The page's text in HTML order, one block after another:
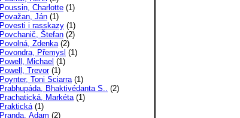
Poussin, Charlotte (1)
Považan, Ján (1)
Povesti i rasskazy (1)
Povchanič, Štefan (2)
Povolná, Zdenka(2)
Povondra, Přemysl (1)
Powell, Michael (1)
Powell, Trevor(1)
Poynter, Toni Sciarra(1)
Prabhupáda, Bhaktivédanta S.. (2)
Prachatická, Markéta(1)
Praktická(1)
Pranda, Adam (2)